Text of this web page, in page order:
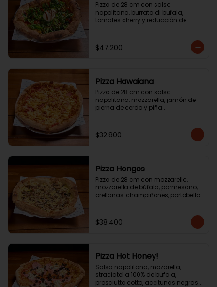
Pizza de 28 cm con salsa
napolitana, burrata di bufala,
tomates cherry y reducción de
$47.200
Pizza Hawaiana
Pizza de 28 cm con salsa
napolitana, mozzarella, jamón de
pierna de cerdo y piña..
$32.800
Pizza Hongos
Pizza de 28 cm con mozzarella,
mozzarella de búfala, parmesano,
orellanas, champiñones, portobello
$38.400
Pizza Hot Honey!
Salsa napolitana, mozarella,
straciatella 100% de bufala,
prosciutto cotto, aceitunas negras y